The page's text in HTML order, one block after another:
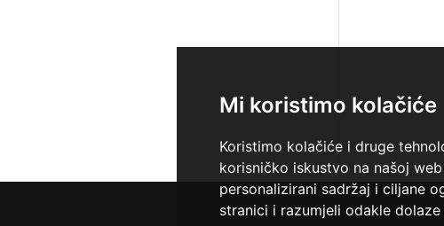
Mi koristimo kolačiće
Koristimo kolačiće i druge
korisničko iskustvo na našoj
personalizirani sadržaj i ciljane
stranici i razumjeli odakle